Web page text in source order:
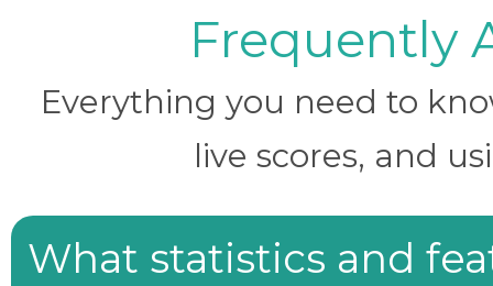
Frequently
Everything you need to
live scores, and
What statistics and